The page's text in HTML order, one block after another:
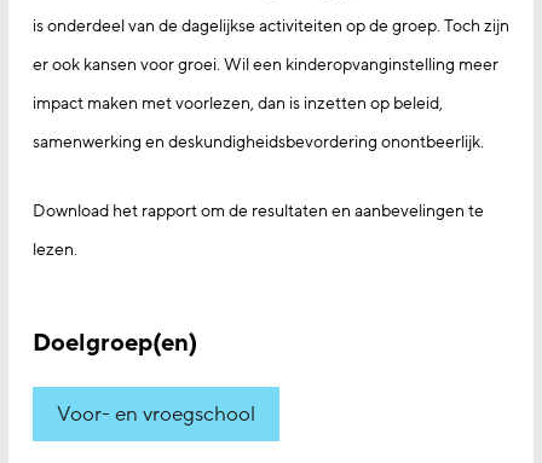
is onderdeel van de dagelijkse activiteiten op de groep. Toch zijn
er ook kansen voor groei. Wil een kinderopvanginstelling meer
impact maken met voorlezen, dan is inzetten op beleid,
samenwerking en deskundigheidsbevordering onontbeerlijk.
Download het rapport om de resultaten en aanbevelingen te
lezen.
Doelgroep(en)
Voor- en vroegschool